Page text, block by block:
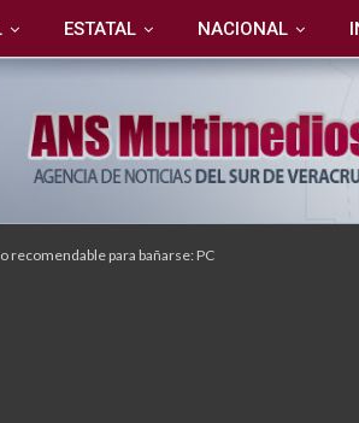
ESTATAL NACIONAL
recomendable para bañarse: PC